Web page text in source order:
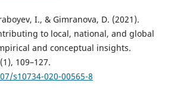
I., & Gimranova, D. (2021).
to local, national, and global
and conceptual insights.
109–127.
s10734-020-00565-8